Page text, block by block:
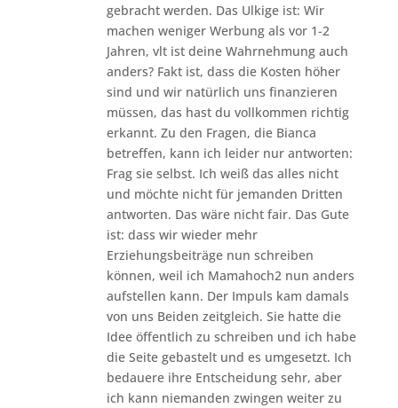
gebracht werden. Das Ulkige ist: Wir
machen weniger Werbung als vor 1-2
Jahren, vlt ist deine Wahrnehmung auch
anders? Fakt ist, dass die Kosten höher
sind und wir natürlich uns finanzieren
müssen, das hast du vollkommen richtig
erkannt. Zu den Fragen, die Bianca
betreffen, kann ich leider nur antworten:
Frag sie selbst. Ich weiß das alles nicht
und möchte nicht für jemanden Dritten
antworten. Das wäre nicht fair. Das Gute
ist: dass wir wieder mehr
Erziehungsbeiträge nun schreiben
können, weil ich Mamahoch2 nun anders
aufstellen kann. Der Impuls kam damals
von uns Beiden zeitgleich. Sie hatte die
Idee öffentlich zu schreiben und ich habe
die Seite gebastelt und es umgesetzt. Ich
bedauere ihre Entscheidung sehr, aber
ich kann niemanden zwingen weiter zu